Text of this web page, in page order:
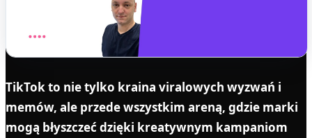
TikTok to nie tylko kraina viralowych wyzwań i
memów, ale przede wszystkim areną, gdzie marki
mogą błyszczeć dzięki kreatywnym kampaniom